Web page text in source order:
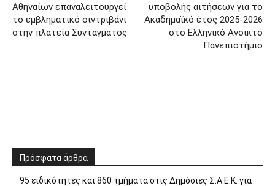
Αθηναίων επαναλειτουργεί
το εμβληματικό σιντριβάνι
στην πλατεία Συντάγματος
υποβολής αιτήσεων για το
Ακαδημαϊκό έτος 2025-2026
στο Ελληνικό Ανοικτό
Πανεπιστήμιο
Πρόσφατα άρθρα
95 ειδικότητες και 860 τμήματα στις Δημόσιες Σ.Α.Ε.Κ. για